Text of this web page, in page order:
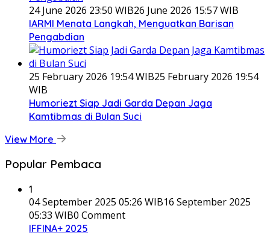
24 June 2026 23:50 WIB26 June 2026 15:57 WIB
IARMI Menata Langkah, Menguatkan Barisan
Pengabdian
25 February 2026 19:54 WIB25 February 2026 19:54
WIB
Humoriezt Siap Jadi Garda Depan Jaga
Kamtibmas di Bulan Suci
View More
Popular Pembaca
1
04 September 2025 05:26 WIB16 September 2025
05:33 WIB0 Comment
IFFINA+ 2025